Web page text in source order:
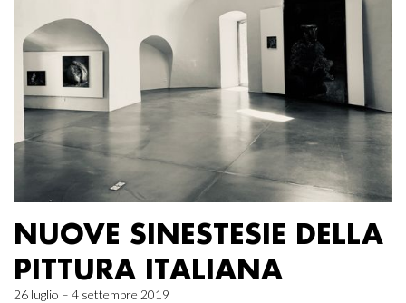
NUOVE SINESTESIE DELLA
PITTURA ITALIANA
26 luglio – 4 settembre 2019